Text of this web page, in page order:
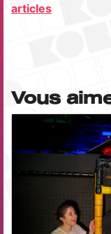
articles
Vous